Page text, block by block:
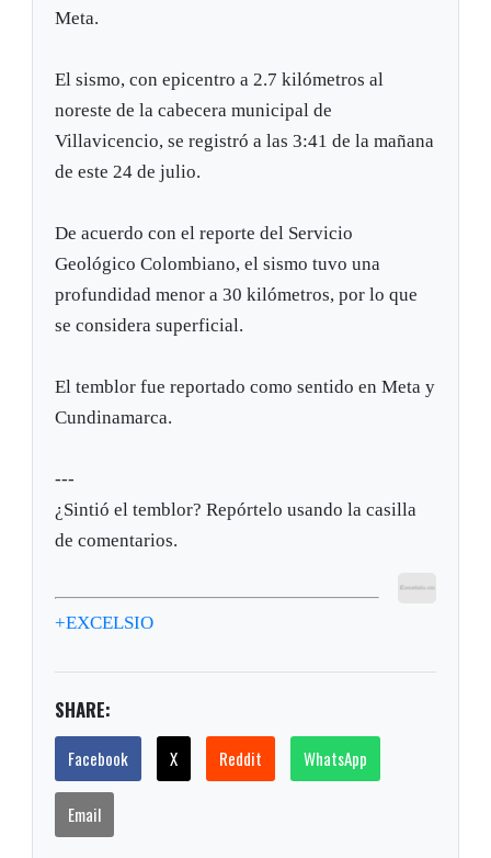
Meta.
El sismo, con epicentro a 2.7 kilómetros al
noreste de la cabecera municipal de
Villavicencio, se registró a las 3:41 de la mañana
de este 24 de julio.
De acuerdo con el reporte del Servicio
Geológico Colombiano, el sismo tuvo una
profundidad menor a 30 kilómetros, por lo que
se considera superficial.
El temblor fue reportado como sentido en Meta y
Cundinamarca.
---
¿Sintió el temblor? Repórtelo usando la casilla
de comentarios.
+EXCELSIO
SHARE:
Facebook X Reddit WhatsApp
Email